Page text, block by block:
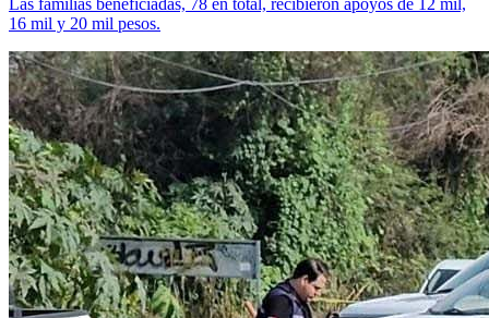
Las familias beneficiadas, 78 en total, recibieron apoyos de 12 mil,
16 mil y 20 mil pesos.